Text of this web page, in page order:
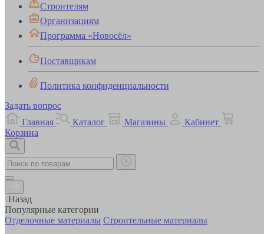
Строителям
Организациям
Программа «Новосёл»
Поставщикам
Политика конфиденциальности
Задать вопрос
Главная
Каталог Магазины
Кабинет
Корзина
Назад
Популярные категории
Отделочные материалы Строительные материалы